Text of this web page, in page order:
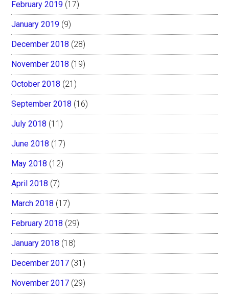
February 2019 (17)
January 2019 (9)
December 2018 (28)
November 2018 (19)
October 2018 (21)
September 2018 (16)
July 2018 (11)
June 2018 (17)
May 2018 (12)
April 2018 (7)
March 2018 (17)
February 2018 (29)
January 2018 (18)
December 2017 (31)
November 2017 (29)